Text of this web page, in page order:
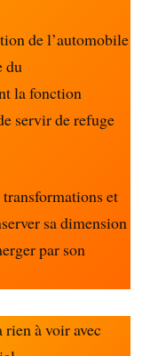
de l’automobile
du
la fonction
servir de refuge
et
sa dimension
par son
rien à voir avec